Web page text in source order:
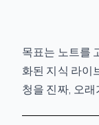
목표는 노트를
화된 지식 라이
청을 진짜, 오